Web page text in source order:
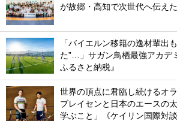
が故郷・高知で次世代へ伝え
「バイエルン移籍の逸材輩出
た”…」サガン鳥栖最強アカデ
ふるさと納税』
世界の頂点に君臨し続けるオ
ブレイセンと日本のエースの
学ぶこと」《ケイリン国際対